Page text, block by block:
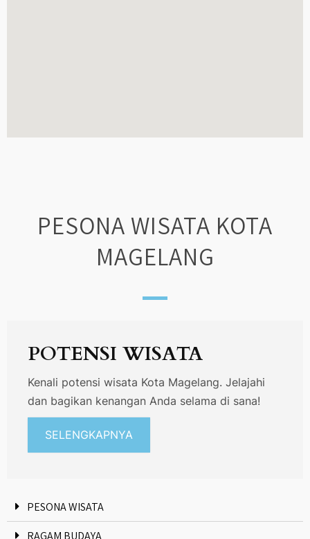
PESONA WISATA KOTA
MAGELANG
POTENSI WISATA
Kenali potensi wisata Kota Magelang. Jelajahi
dan bagikan kenangan Anda selama di sana!
SELENGKAPNYA
PESONA WISATA